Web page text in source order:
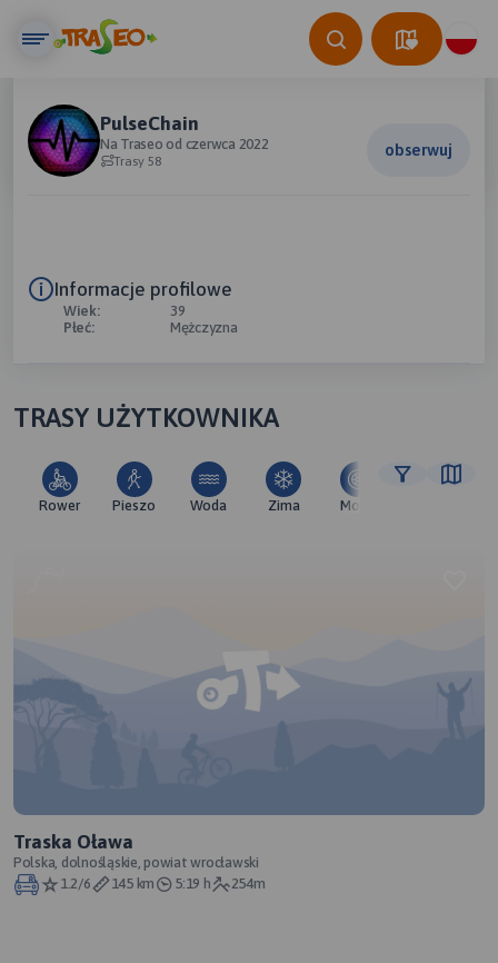
PulseChain
Na Traseo od czerwca 2022
Trasy 58
obserwuj
Informacje profilowe
Wiek:
39
Płeć:
Mężczyzna
TRASY UŻYTKOWNIKA
Rower Pieszo Woda Zima Moto
Traska Oława
Polska, dolnośląskie, powiat wrocławski
1.2/6
145 km 5:19 h 254m